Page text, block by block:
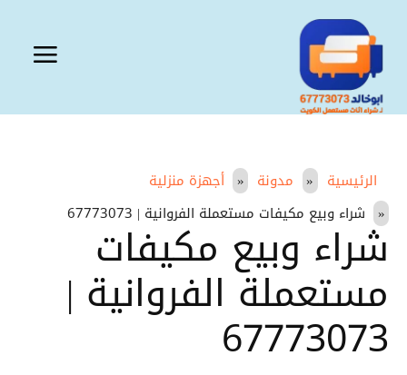
الرئيسية مدونة
أجهزة منزلية
شراء وبيع مكيفات مستعملة الفروانية | 67773073
شراء وبيع مكيفات
مستعملة الفروانية |
67773073